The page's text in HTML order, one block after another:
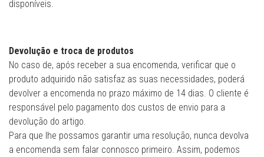
disponíveis.
Devolução e troca de produtos
No caso de, após receber a sua encomenda, verificar que o
produto adquirido não satisfaz as suas necessidades, poderá
devolver a encomenda no prazo máximo de 14 dias. O cliente é
responsável pelo pagamento dos custos de envio para a
devolução do artigo.
Para que lhe possamos garantir uma resolução, nunca devolva
a encomenda sem falar connosco primeiro. Assim, podemos